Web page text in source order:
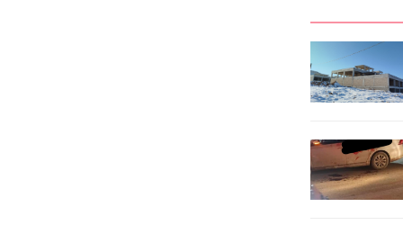
bir yanından hastaneye kesintisiz
vekonforlu ulaşımı hedefliyor.
Şanlıurfa’nın sağlık alanındaki en
büyük yatırımı olan 1700 yataklı
Şehir Hastanesi’nin inşaatı